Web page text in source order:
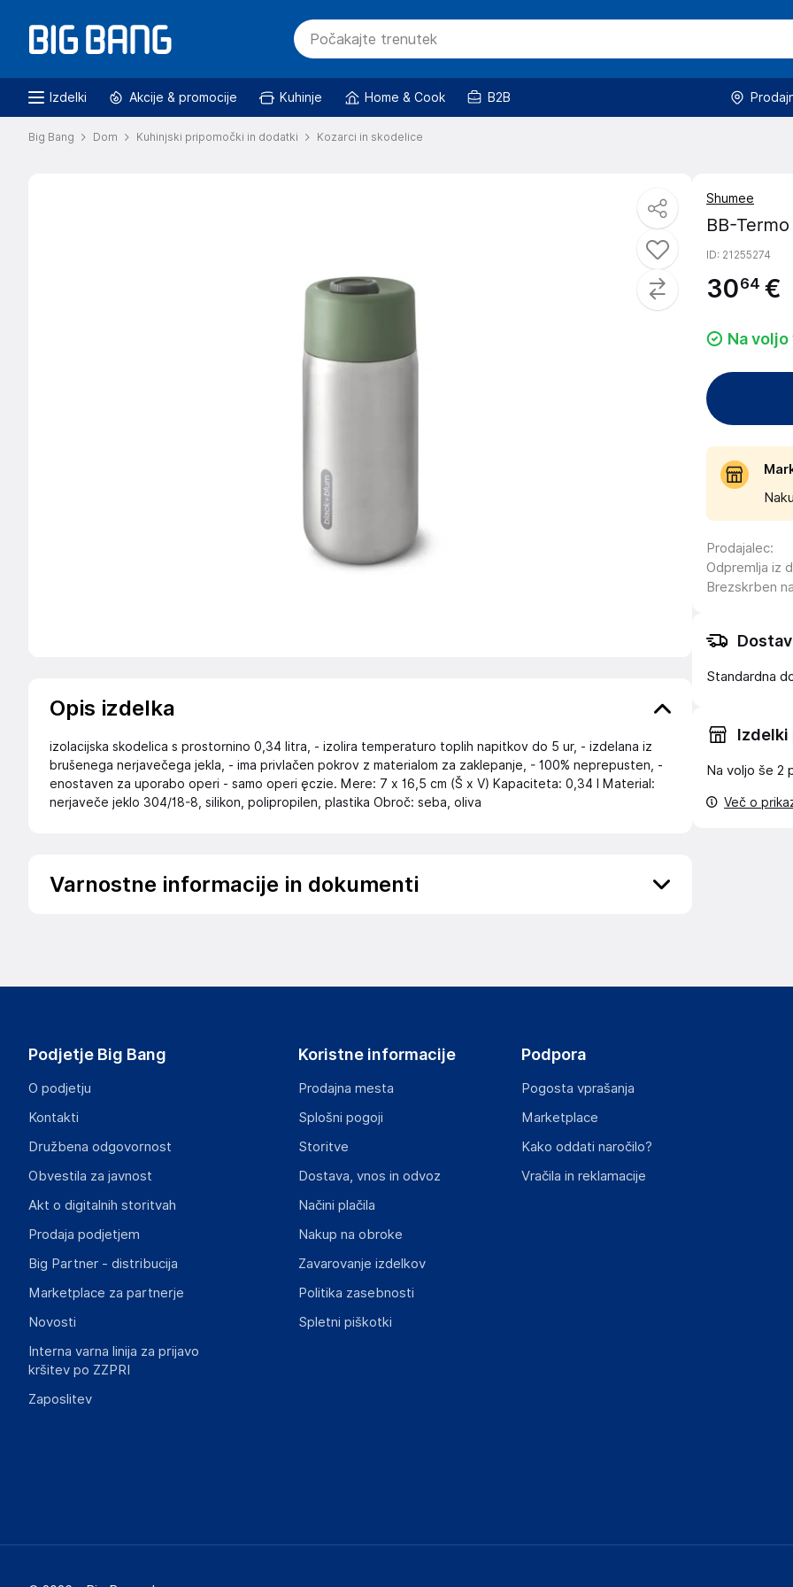
Izdelki Akcije & promocije Kuhinje Home & Cook B2B
Big Bang Dom Kuhinjski pripomočki in dodatki Kozarci in skodelice
Opis izdelka
izolacijska skodelica s prostornino 0,34 litra, - izolira temperaturo toplih napitkov do 5 ur, - izdelana iz
brušenega nerjavečega jekla, - ima privlačen pokrov z materialom za zaklepanje, - 100% neprepusten, -
enostaven za uporabo operi - samo operi ęczie. Mere: 7 x 16,5 cm (Š x V) Kapaciteta: 0,34 l Material:
nerjaveče jeklo 304/18-8, silikon, polipropilen, plastika Obroč: seba, oliva
Varnostne informacije in dokumenti
zamowienia@supermerchant.base.com
Gospodarski subjekt s sedežem v EU, ki zagotavlja skladnost izdelka z zahtevanimi predpisi.
1 MAJA 31/33 M6, 90-739 ŁÓDŹ
Poland
Shumee
BB-
ID: 21255274
3064 €
Na
Prodajalec:
Odpremlja iz
Brezskrben
Standardna
Izdelki
Na voljo še 2
Več o
Podjetje Big Bang
O podjetju
Kontakti
Družbena odgovornost
Obvestila za javnost
Akt o digitalnih storitvah
Prodaja podjetjem
Big Partner - distribucija
Marketplace za partnerje
Novosti
Interna varna linija za prijavo
kršitev po ZZPRI
Zaposlitev
Koristne informacije
Prodajna mesta
Splošni pogoji
Storitve
Dostava, vnos in odvoz
Načini plačila
Nakup na obroke
Zavarovanje izdelkov
Politika zasebnosti
Spletni piškotki
Podpora
Pogosta vprašanja
Marketplace
Kako oddati naročilo?
Vračila in reklamacije